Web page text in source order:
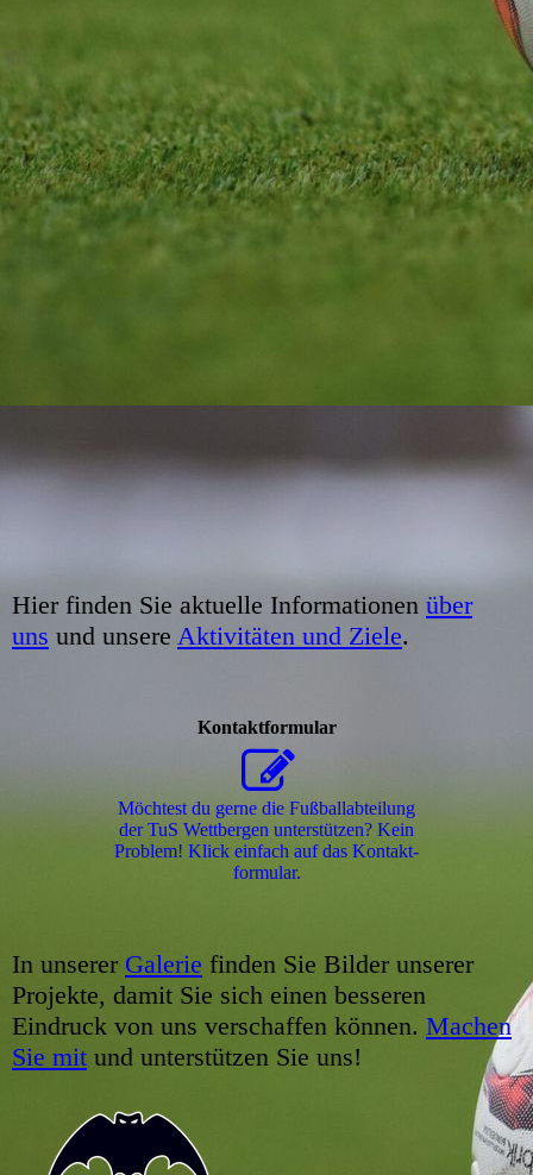
Hier finden Sie aktuelle Informationen über
uns und unsere Aktivitäten und Ziele.
Kontaktformular
Möchtest du gerne die Fußballabteilung
der TuS Wettbergen unterstützen? Kein
Problem! Klick einfach auf das Kon­takt­
for­mu­lar.
In unserer Galerie finden Sie Bilder unserer
Projekte, damit Sie sich einen besseren
Eindruck von uns verschaffen können. Machen
Sie mit und unterstützen Sie uns!